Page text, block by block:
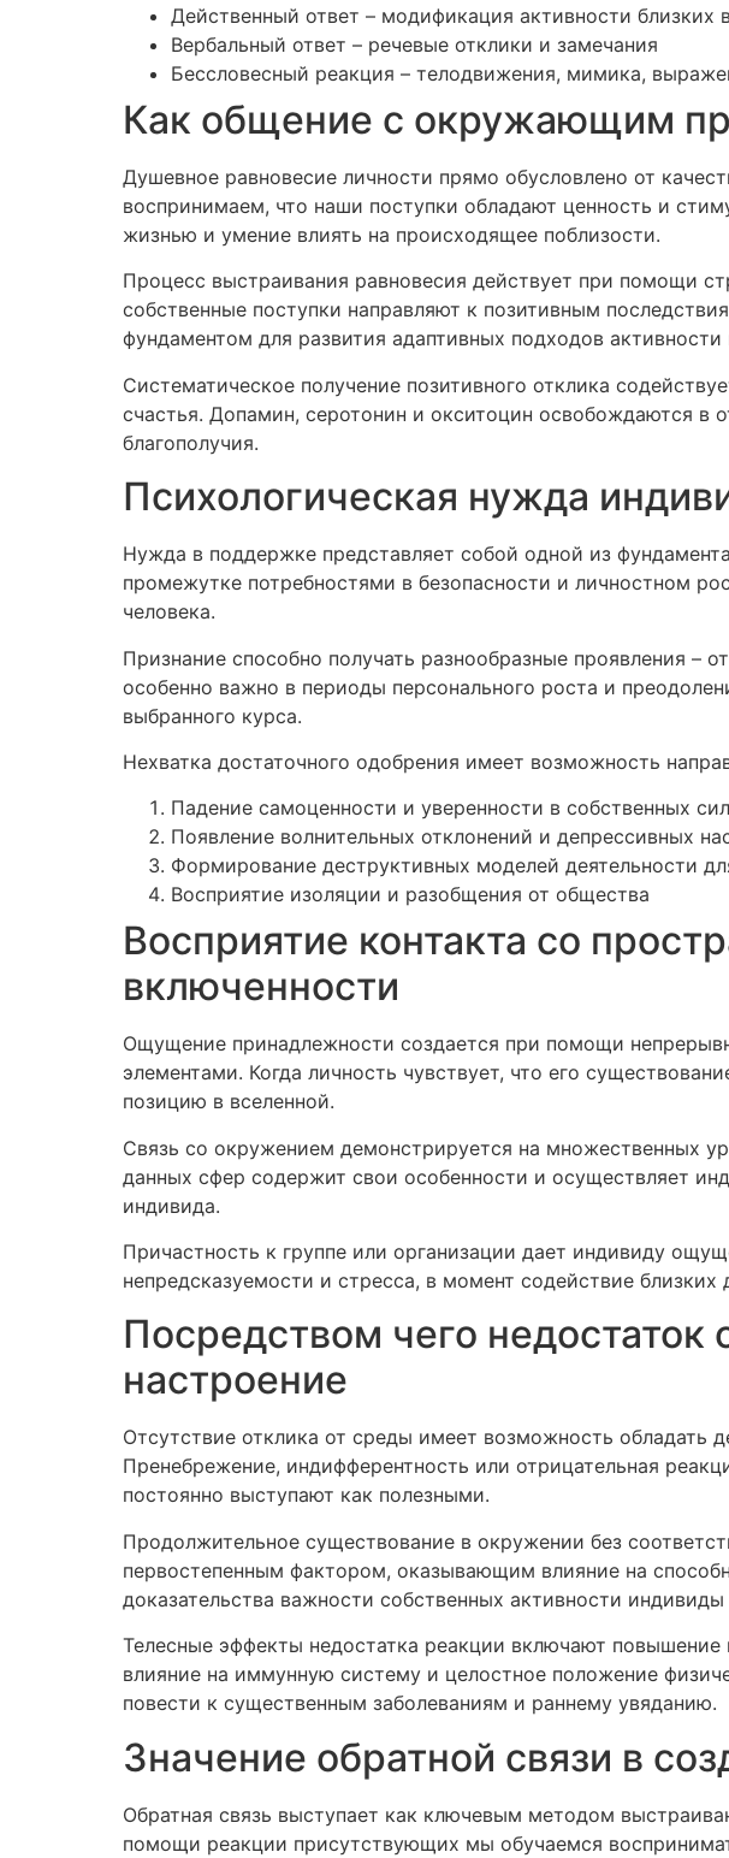
Действенный ответ – модификация активности близких
Вербальный ответ – речевые отклики и замечания
Бессловесный реакция – телодвижения, мимика,
Как общение с окружающим
Душевное равновесие личности прямо обусловлено от
воспринимаем, что наши поступки обладают ценность и
жизнью и умение влиять на происходящее поблизости.
Процесс выстраивания равновесия действует при помощи
собственные поступки направляют к позитивным
фундаментом для развития адаптивных подходов
Систематическое получение позитивного отклика
счастья. Допамин, серотонин и окситоцин освобождаются
благополучия.
Психологическая нужда
Нужда в поддержке представляет собой одной из
промежутке потребностями в безопасности и личностном
человека.
Признание способно получать разнообразные проявления –
особенно важно в периоды персонального роста и
выбранного курса.
Нехватка достаточного одобрения имеет возможность
Падение самоценности и уверенности в собственных
Появление волнительных отклонений и депрессивных
Формирование деструктивных моделей деятельности
Восприятие изоляции и разобщения от общества
Восприятие контакта со
включенности
Ощущение принадлежности создается при помощи
элементами. Когда личность чувствует, что его
позицию в вселенной.
Связь со окружением демонстрируется на множественных
данных сфер содержит свои особенности и осуществляет
индивида.
Причастность к группе или организации дает индивиду
непредсказуемости и стресса, в момент содействие
Посредством чего недостаток
настроение
Отсутствие отклика от среды имеет возможность обладать
Пренебрежение, индифферентность или отрицательная
постоянно выступают как полезными.
Продолжительное существование в окружении без
первостепенным фактором, оказывающим влияние на
доказательства важности собственных активности
Телесные эффекты недостатка реакции включают повышение
влияние на иммунную систему и целостное положение
повести к существенным заболеваниям и раннему увяданию.
Значение обратной связи в
Обратная связь выступает как ключевым методом
помощи реакции присутствующих мы обучаемся